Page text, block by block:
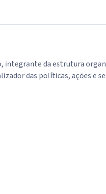
da estrutura
das políticas, ações e